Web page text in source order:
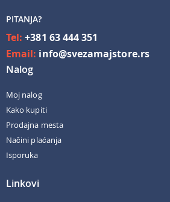
PITANJA?
Tel:+381 63 444 351
Email: info@svezamajstore.rs
Nalog
Moj nalog
Kako kupiti
Prodajna mesta
Načini plaćanja
Isporuka
Linkovi